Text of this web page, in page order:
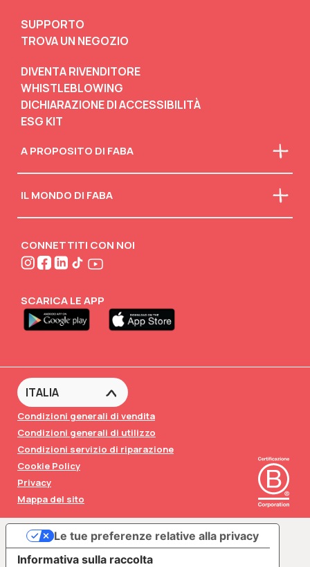
SUPPORTO
TROVA UN NEGOZIO
DIVENTA RIVENDITORE
WHISTLEBLOWING
DICHIARAZIONE DI ACCESSIBILITÀ
ESG KIT
A PROPOSITO DI FABA
La nostra mission
Faba in classe
IL MONDO DI FABA
Attività creative
FABA•BLOG
CONNETTITI CON NOI
SCARICA LE APP
Condizioni generali di vendita
Condizioni generali di utilizzo
Condizioni servizio di riparazione
Cookie Policy
Privacy
Mappa del sito
Informativa sulla raccolta
Le tue preferenze relative alla privacy